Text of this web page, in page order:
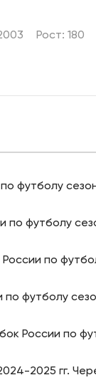
Рост: 180
футболу
по футболу
по
по футболу
России по
2025 гг.